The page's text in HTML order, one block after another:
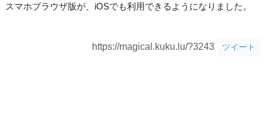
スマホブラウザ版が、iOSでも利用できるようになりました。
https://magical.kuku.lu/?3243 ツイート